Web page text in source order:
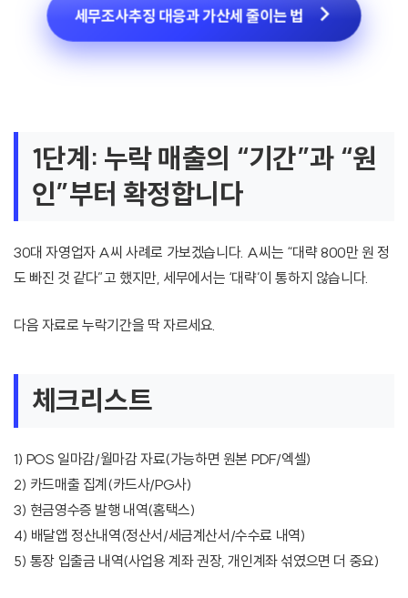
세무조사추징 대응과 가산세 줄이는 법
1단계: 누락 매출의 “기간”과 “원
인”부터 확정합니다
30대 자영업자 A씨 사례로 가보겠습니다. A씨는 “대략 800만 원 정
도 빠진 것 같다”고 했지만, 세무에서는 ‘대략’이 통하지 않습니다.
다음 자료로 누락기간을 딱 자르세요.
체크리스트
1) POS 일마감/월마감 자료(가능하면 원본 PDF/엑셀)
2) 카드매출 집계(카드사/PG사)
3) 현금영수증 발행 내역(홈택스)
4) 배달앱 정산내역(정산서/세금계산서/수수료 내역)
5) 통장 입출금 내역(사업용 계좌 권장, 개인계좌 섞였으면 더 중요)